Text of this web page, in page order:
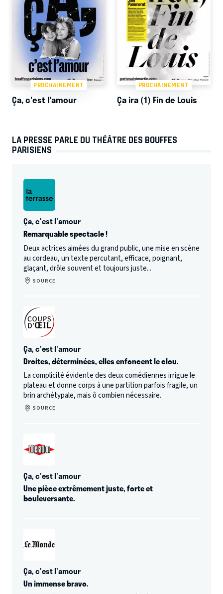
PROCHAINEMENT
Ça, c'est l'amour
PROCHAINEMENT
Ça ira (1) Fin de Louis
LA PRESSE PARLE DU THÉÂTRE DES BOUFFES
PARISIENS
Ça, c'est l'amour
Remarquable spectacle !
Deux actrices aimées du grand public, une mise en scène
au cordeau, un texte percutant, efficace, poignant,
glaçant, drôle souvent et toujours juste...
SOURCE
Ça, c'est l'amour
Droites, déterminées, elles enfoncent le clou.
La complicité évidente des deux comédiennes irrigue le
plateau et donne corps à une partition parfois fragile, un
brin archétypale, mais ô combien nécessaire.
SOURCE
Ça, c'est l'amour
Une pièce extrêmement juste, forte et
bouleversante.
Ça, c'est l'amour
Un immense bravo.